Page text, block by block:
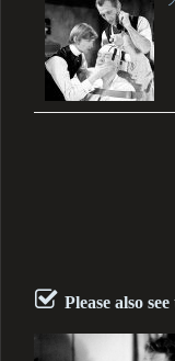
Please also